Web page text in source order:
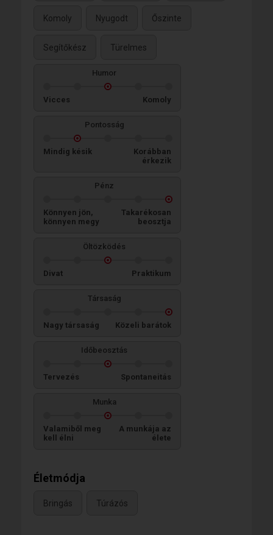
Komoly Nyugodt Őszinte
Segítőkész Türelmes
Humor
Vicces Komoly
Pontosság
Mindig késik
Korábban
érkezik
Pénz
Könnyen jön,
könnyen megy
Takarékosan
beosztja
Öltözködés
Divat Praktikum
Társaság
Nagy társaság Közeli barátok
Időbeosztás
Tervezés Spontaneitás
Munka
Valamiből meg
kell élni
A munkája az
élete
Életmódja
Bringás Túrázós